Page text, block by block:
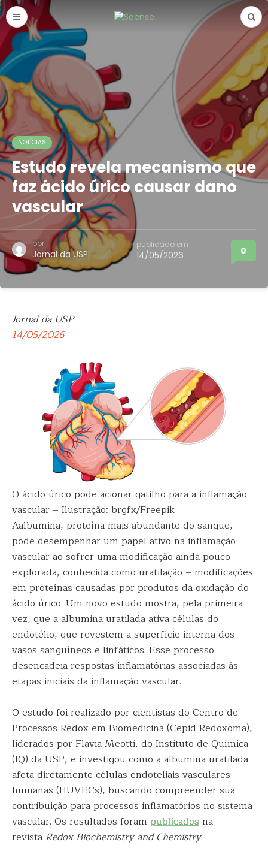
NOTÍCIAS
Estudo revela mecanismo que
faz ácido úrico causar dano
vascular
por
Jornal da USP
publicado em
14/05/2026 0
Jornal da USP
14/05/2026
O ácido úrico pode acionar gatilho para a inflamação
vascular – Ilustração: brgfx/Freepik
Aalbumina, proteína mais abundante do sangue,
pode desempenhar um papel ativo na inflamação
vascular ao sofrer uma modificação ainda pouco
explorada, conhecida como uratilação – modificações
em proteínas causadas por produtos da oxidação do
ácido úrico. Um novo estudo mostra, pela primeira
vez, que a albumina uratilada ativa células do
endotélio, que revestem a superfície interna dos
vasos sanguíneos e linfáticos. Esse processo
desencadeia respostas inflamatórias associadas às
etapas iniciais da inflamação vascular.
O estudo foi realizado por cientistas do Centro de
Processos Redox em Biomedicina (Cepid Redoxoma),
liderados por Flavia Meotti, do Instituto de Química
(IQ) da USP, e investigou como a albumina uratilada
afeta diretamente células endoteliais vasculares
humanas (HUVECs), buscando compreender sua
contribuição para processos inflamatórios no sistema
vascular. Os resultados foram publicadosna
revista Redox Biochemistry and Chemistry.